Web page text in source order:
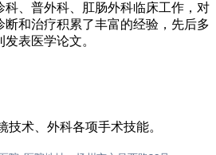
科、普外科、肛肠外科临床工作，对
断和治疗积累了丰富的经验，先后多
表医学论文。
术、外科各项手术技能。